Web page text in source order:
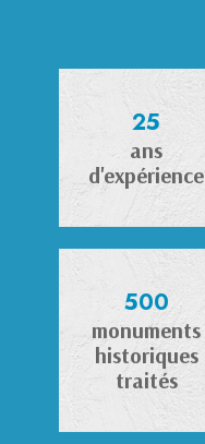
25
ans
d'expérience
500
monuments
historiques
traités